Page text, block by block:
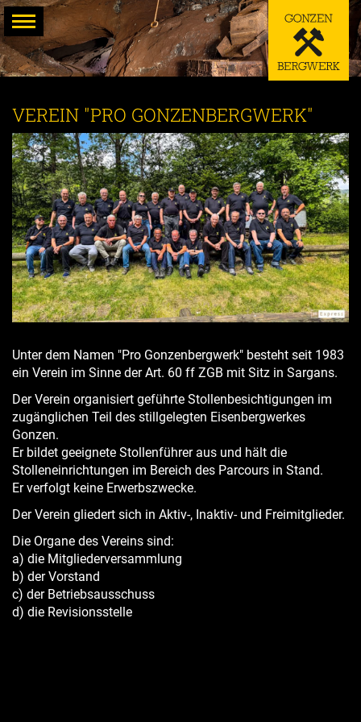
Zum
Inhalt
springen
VEREIN "PRO GONZENBERGWERK"
Unter dem Namen "Pro Gonzenbergwerk" besteht seit 1983
ein Verein im Sinne der Art. 60 ff ZGB mit Sitz in Sargans.
Der Verein organisiert geführte Stollenbesichtigungen im
zugänglichen Teil des stillgelegten Eisenbergwerkes
Gonzen.
Er bildet geeignete Stollenführer aus und hält die
Stolleneinrichtungen im Bereich des Parcours in Stand.
Er verfolgt keine Erwerbszwecke.
Der Verein gliedert sich in Aktiv-, Inaktiv- und Freimitglieder.
Die Organe des Vereins sind:
a) die Mitgliederversammlung
b) der Vorstand
c) der Betriebsausschuss
d) die Revisionsstelle